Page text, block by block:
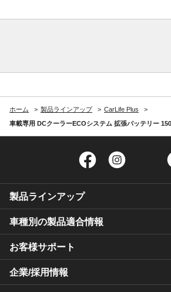
ホーム 製品ラインアップ
CarLife Plus
車載専用 DCクーラーECOシステム 拡張バッテリー
Facebook
製品ラインアップ
車種別の製品適合情報
お客様サポート
企業/採用情報